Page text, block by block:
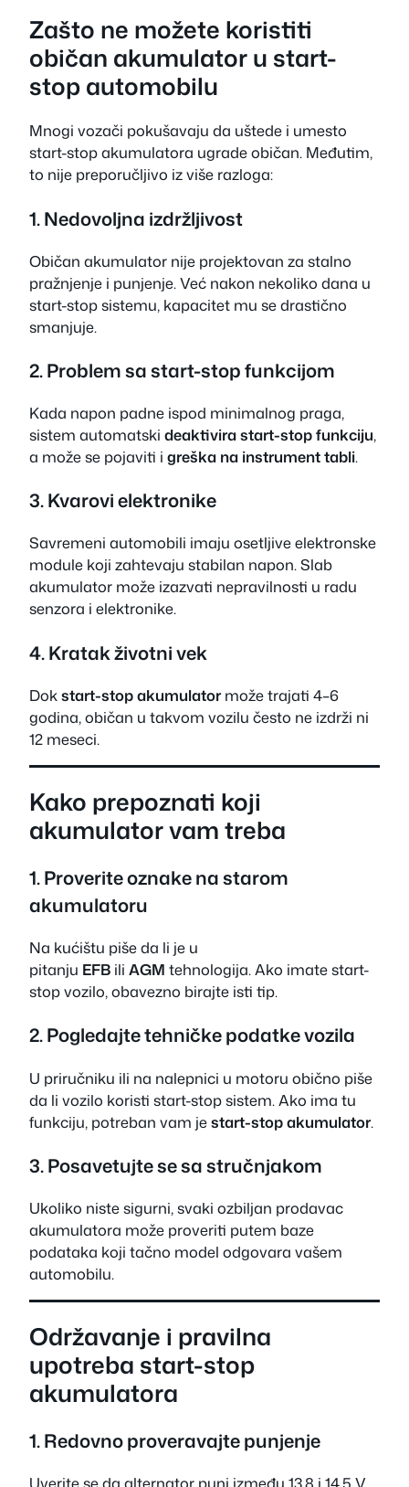
Zašto ne možete koristiti
običan akumulator u start-
stop automobilu
Mnogi vozači pokušavaju da uštede i umesto
start-stop akumulatora ugrade običan. Međutim,
to nije preporučljivo iz više razloga:
1. Nedovoljna izdržljivost
Običan akumulator nije projektovan za stalno
pražnjenje i punjenje. Već nakon nekoliko dana u
start-stop sistemu, kapacitet mu se drastično
smanjuje.
2. Problem sa start-stop funkcijom
Kada napon padne ispod minimalnog praga,
sistem automatski deaktivira start-stop funkciju,
a može se pojaviti i greška na instrument tabli.
3. Kvarovi elektronike
Savremeni automobili imaju osetljive elektronske
module koji zahtevaju stabilan napon. Slab
akumulator može izazvati nepravilnosti u radu
senzora i elektronike.
4. Kratak životni vek
Dokstart-stop akumulator može trajati 4–6
godina, običan u takvom vozilu često ne izdrži ni
12 meseci.
Kako prepoznati koji
akumulator vam treba
1. Proverite oznake na starom
akumulatoru
Na kućištu piše da li je u
pitanju EFB ili AGM tehnologija. Ako imate start-
stop vozilo, obavezno birajte isti tip.
2. Pogledajte tehničke podatke vozila
U priručniku ili na nalepnici u motoru obično piše
da li vozilo koristi start-stop sistem. Ako ima tu
funkciju, potreban vam jestart-stop akumulator.
3. Posavetujte se sa stručnjakom
Ukoliko niste sigurni, svaki ozbiljan prodavac
akumulatora može proveriti putem baze
podataka koji tačno model odgovara vašem
automobilu.
Održavanje i pravilna
upotreba start-stop
akumulatora
1. Redovno proveravajte punjenje